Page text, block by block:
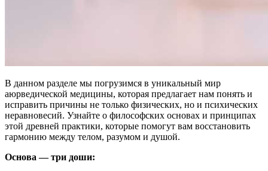
В данном разделе мы погрузимся в уникальный мир
аюрведической медицины, которая предлагает нам понять и
исправить причины не только физических, но и психических
неравновесий. Узнайте о философских основах и принципах
этой древней практики, которые помогут вам восстановить
гармонию между телом, разумом и душой.
Основа — три доши: